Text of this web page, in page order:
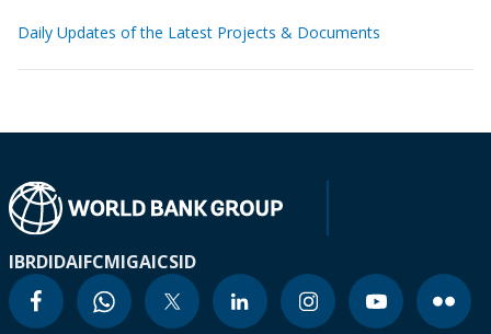
Daily Updates of the Latest Projects & Documents
IBRDIDAIFCMIGAICSID